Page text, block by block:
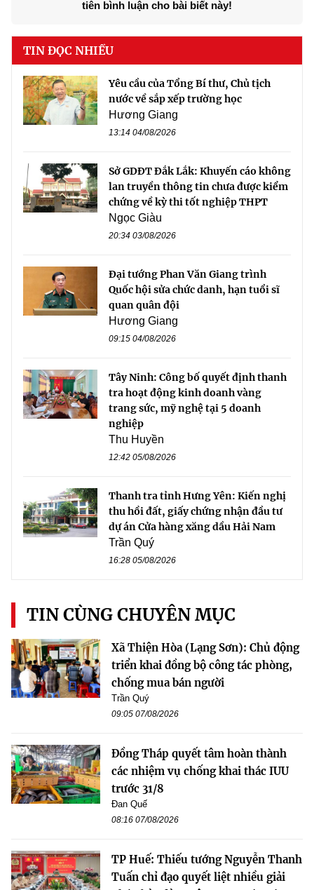
tiên bình luận cho bài biết này!
TIN ĐỌC NHIỀU
Yêu cầu của Tổng Bí thư, Chủ tịch
nước về sắp xếp trường học
Hương Giang
13:14 04/08/2026
Sở GDĐT Đắk Lắk: Khuyến cáo không
lan truyền thông tin chưa được kiểm
chứng về kỳ thi tốt nghiệp THPT
Ngọc Giàu
20:34 03/08/2026
Đại tướng Phan Văn Giang trình
Quốc hội sửa chức danh, hạn tuổi sĩ
quan quân đội
Hương Giang
09:15 04/08/2026
Tây Ninh: Công bố quyết định thanh
tra hoạt động kinh doanh vàng
trang sức, mỹ nghệ tại 5 doanh
nghiệp
Thu Huyền
12:42 05/08/2026
Thanh tra tỉnh Hưng Yên: Kiến nghị
thu hồi đất, giấy chứng nhận đầu tư
dự án Cửa hàng xăng dầu Hải Nam
Trần Quý
16:28 05/08/2026
TIN CÙNG CHUYÊN MỤC
Xã Thiện Hòa (Lạng Sơn): Chủ động
triển khai đồng bộ công tác phòng,
chống mua bán người
Trần Quý
09:05 07/08/2026
Đồng Tháp quyết tâm hoàn thành
các nhiệm vụ chống khai thác IUU
trước 31/8
Đan Quế
08:16 07/08/2026
TP Huế: Thiếu tướng Nguyễn Thanh
Tuấn chỉ đạo quyết liệt nhiều giải